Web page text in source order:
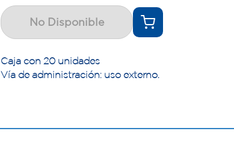
No Disponible
Caja con 20 unidades
Vía de administración: uso externo.